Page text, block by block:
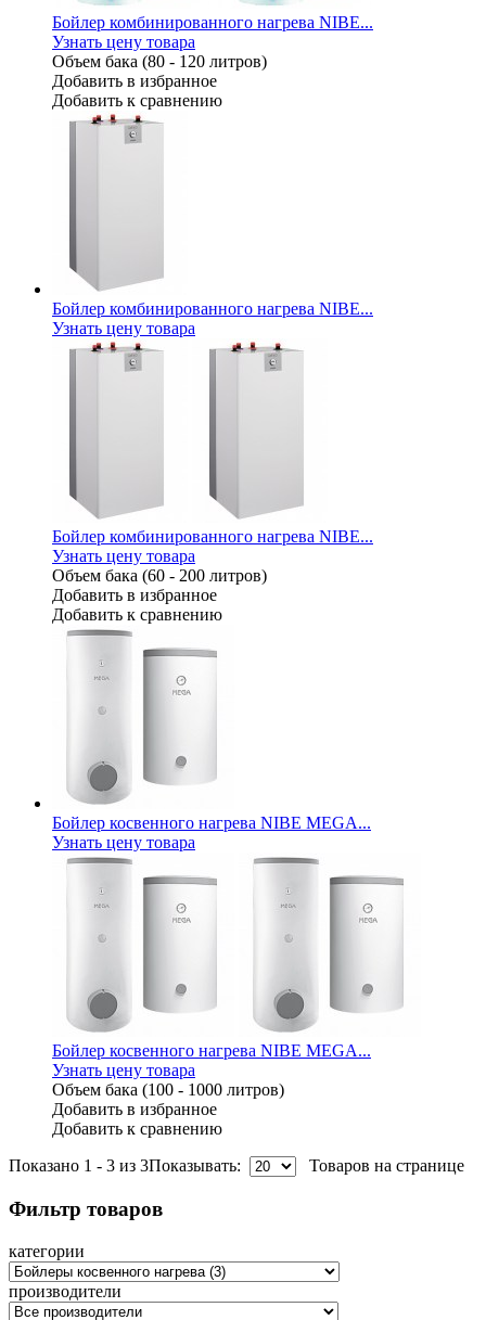
Бойлер комбинированного нагрева NIBE...
Узнать цену товара
Объем бака (80 - 120 литров)
Добавить в избранное
Добавить к сравнению
Бойлер комбинированного нагрева NIBE...
Узнать цену товара
Бойлер комбинированного нагрева NIBE...
Узнать цену товара
Объем бака (60 - 200 литров)
Добавить в избранное
Добавить к сравнению
Бойлер косвенного нагрева NIBE MEGA...
Узнать цену товара
Бойлер косвенного нагрева NIBE MEGA...
Узнать цену товара
Объем бака (100 - 1000 литров)
Добавить в избранное
Добавить к сравнению
Показано 1 - 3 из 3Показывать: Товаров на странице
Фильтр товаров
категории
производители